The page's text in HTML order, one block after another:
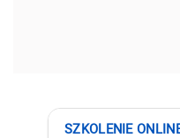
SZKOLENIE